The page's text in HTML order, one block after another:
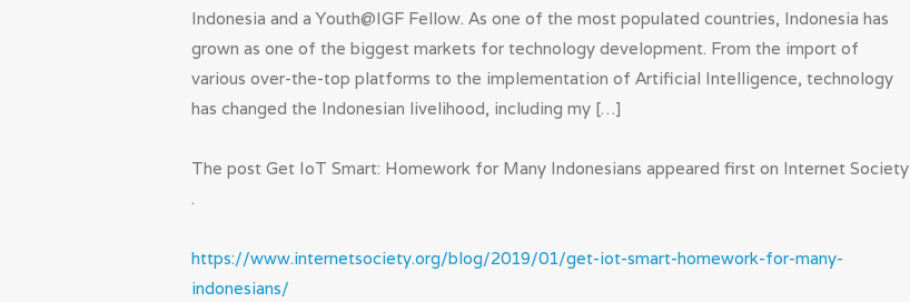
Indonesia and a Youth@IGF Fellow. As one of the most populated countries, Indonesia has
grown as one of the biggest markets for technology development. From the import of
various over-the-top platforms to the implementation of Artificial Intelligence, technology
has changed the Indonesian livelihood, including my […]
The post Get IoT Smart: Homework for Many Indonesians appeared first on Internet Society
.
https://www.internetsociety.org/blog/2019/01/get-iot-smart-homework-for-many-
indonesians/